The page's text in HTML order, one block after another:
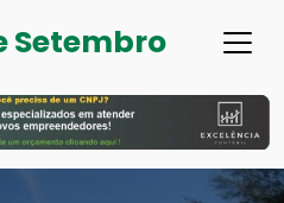
Setembro